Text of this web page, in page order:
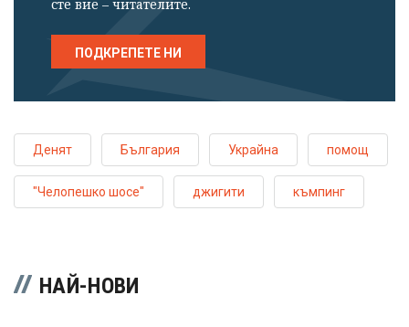
сте вие – читателите.
ПОДКРЕПЕТЕ НИ
Денят България Украйна помощ
"Челопешко шосе" джигити къмпинг
НАЙ-НОВИ